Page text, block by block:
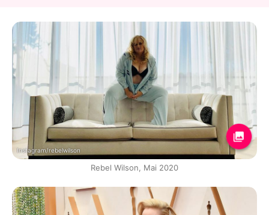
Instagram/rebelwilson
Rebel Wilson, Mai 2020